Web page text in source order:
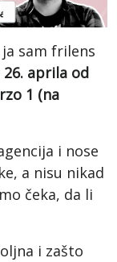
sam frilens
aprila od
1 (na
i nose
a nisu nikad
čeka, da li
i zašto